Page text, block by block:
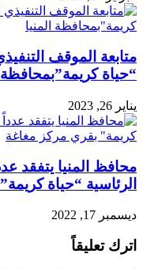
متابعة الموقف
“حياة كريمة”بمحافظة
يناير 26, 2023
محافظ المنيا يتفقد
الرئاسية “حياة
ديسمبر 17, 2022
اترك تعليقاً